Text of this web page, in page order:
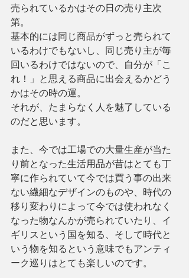
売られているかはその日の売り主次
第。
基本的には同じ商品がずっと売られて
いるわけでもないし、同じ売り主が毎
回いるわけではないので、自分が「こ
れ！」と思える商品に出会えるかどう
かはその時の運。
それが、たまらなく人を魅了している
のだと思います。
また、今では工場での大量生産が当た
り前となった生活用品が昔はとても丁
寧に作られていて今では買う事の出来
ない繊細なデザインのものや、時代の
移り変わりによって今では使われなく
なった物なんかが売られていたり、イ
ギリスという国を知る、そして時代と
いう物を知るという意味でもアンティ
ーク巡りはとても楽しいのです。